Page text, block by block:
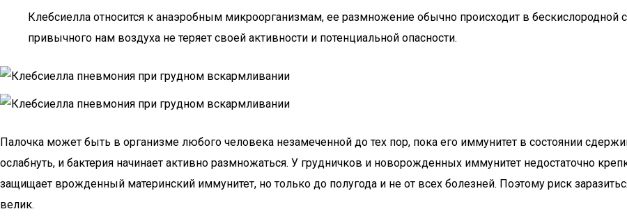
Клебсиелла относится к анаэробным микроорганизмам, ее размножение обычно происходит в бескислородной
привычного нам воздуха не теряет своей активности и потенциальной опасности.
Палочка может быть в организме любого человека незамеченной до тех пор, пока его иммунитет в состоянии
ослабнуть, и бактерия начинает активно размножаться. У грудничков и новорожденных иммунитет недостаточно
защищает врожденный материнский иммунитет, но только до полугода и не от всех болезней. Поэтому риск
велик.